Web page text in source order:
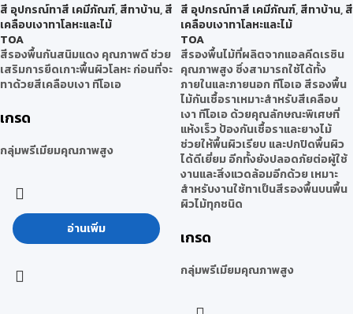
สี อุปกรณ์ทาสี เคมีภัณฑ์,สีทาบ้าน,สี
เคลือบเงาทาโลหะและไม้
TOA
สีรองพื้นกันสนิมแดง คุณภาพดี ช่วย
เสริมการยึดเกาะพื้นผิวโลหะ ก่อนที่จะ
ทาด้วยสีเคลือบเงา ทีโอเอ
เกรด
กลุ่มพรีเมียมคุณภาพสูง
อ่านเพิ่ม
สี อุปกรณ์ทาสี เคมีภัณฑ์,สีทาบ้าน,สี
เคลือบเงาทาโลหะและไม้
TOA
สีรองพื้นไม้ที่ผลิตจากแอลคีดเรซิน
คุณภาพสูง ซึ่งสามารถใช้ได้ทั้ง
ภายในและภายนอก ทีโอเอ สีรองพื้น
ไม้กันเชื้อราเหมาะสำหรับสีเคลือบ
เงา ทีโอเอ ด้วยคุณลักษณะพิเศษที่
แห้งเร็ว ป้องกันเชื้อราและยางไม้
ช่วยให้พื้นผิวเรียบ และปกปิดพื้นผิว
ได้ดีเยี่ยม อีกทั้งยังปลอดภัยต่อผู้ใช้
งานและสิ่งแวดล้อมอีกด้วย เหมาะ
สำหรับงานใช้ทาเป็นสีรองพื้นบนพื้น
ผิวไม้ทุกชนิด
เกรด
กลุ่มพรีเมียมคุณภาพสูง